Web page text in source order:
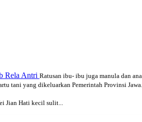
Rela Antri Ratusan ibu- ibu juga manula dan
tani yang dikeluarkan Pemerintah Provinsi
Jian Hati kecil sulit...